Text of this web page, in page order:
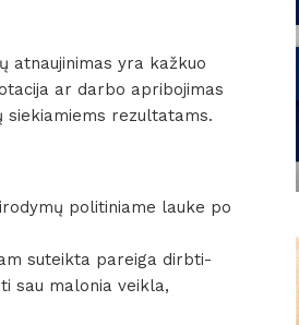
atnaujinimas yra kažkuo
ar darbo apribojimas
siekiamiems rezultatams.
politiniame lauke po
suteikta pareiga dirbti-
sau malonia veikla,